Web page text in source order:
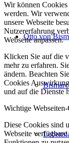
Otto von
Wir können
werden. Wir
unsere Webseite
Nutzererfahrung
Webseite anpassen.
Klicken Sie auf die
mehr zu erfahren.
ändern. Beachten
Cookies
und auf die Dienste
Wichtige
Diese Cookies sind
Webseite